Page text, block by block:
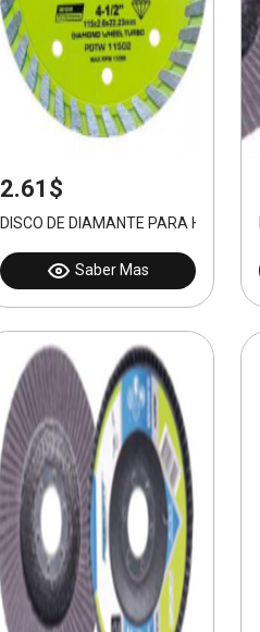
2.61$
DISCO DE DIAMANTE PARA
Saber Mas